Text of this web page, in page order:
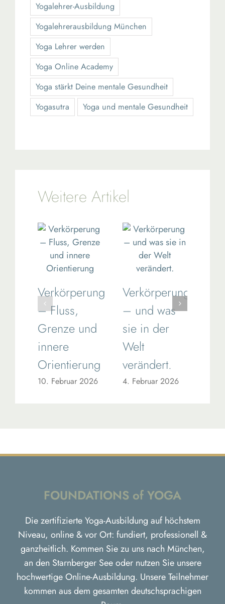
Yogalehrer-Ausbildung
Yogalehrerausbildung München
Yoga Lehrer werden
Yoga Online Academy
Yoga stärkt Deine mentale Gesundheit
Yogasutra
Yoga und mentale Gesundheit
Weitere Artikel
Verkörperung
– Fluss,
Grenze und
innere
Orientierung
10. Februar 2026
Verkörperung
– und was
sie in der
Welt
verändert.
4. Februar 2026
FOUNDATIONS of YOGA
Die zertifizierte Yoga-Ausbildung auf höchstem
Niveau, online & vor Ort: fundiert, professionell &
ganzheitlich. Kommen Sie zu uns nach München,
an den Starnberger See oder nutzen Sie unsere
hochwertige Online-Ausbildung. Unsere Teilnehmer
kommen aus dem gesamten deutschsprachigen